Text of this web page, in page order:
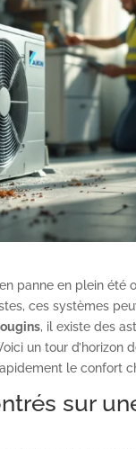
panne en plein été
ces systèmes
, il existe des
un tour d’horizon
le confort
sur